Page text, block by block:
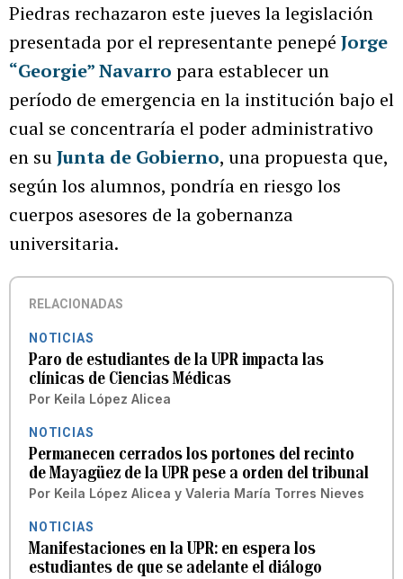
Piedras rechazaron este jueves la legislación
presentada por el representante penepé Jorge
“Georgie” Navarro para establecer un
período de emergencia en la institución bajo el
cual se concentraría el poder administrativo
en suJunta de Gobierno, una propuesta que,
según los alumnos, pondría en riesgo los
cuerpos asesores de la gobernanza
universitaria.
RELACIONADAS
NOTICIAS
Paro de estudiantes de la UPR impacta las
clínicas de Ciencias Médicas
Por Keila López Alicea
NOTICIAS
Permanecen cerrados los portones del recinto
de Mayagüez de la UPR pese a orden del tribunal
Por Keila López Alicea y Valeria María Torres Nieves
NOTICIAS
Manifestaciones en la UPR: en espera los
estudiantes de que se adelante el diálogo